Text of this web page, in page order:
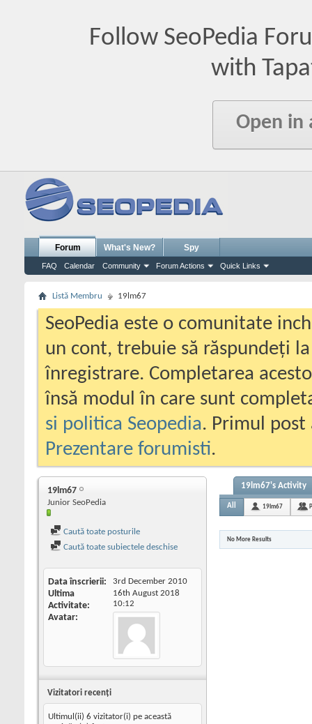
Follow SeoPedia
with
Open in
Forum
FAQ Calendar Community Forum Actions Quick Links
What's New? Spy
Listă Membru 19lm67
SeoPedia este o comunitate
un cont, trebuie să răspundeți
înregistrare. Completarea
însă modul în care sunt
si politica Seopedia. Primul
Prezentare forumisti.
19lm67
Junior SeoPedia
Caută toate posturile
Caută toate subiectele deschise
Data înscrierii 3rd December 2010
Ultima
Activitate
16th August 2018
10:12
Avatar
Vizitatori recenţi
Ultimul(ii) 6 vizitator(i) pe această
19lm67's Activity
All 19lm67
No More Results